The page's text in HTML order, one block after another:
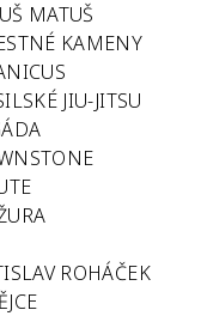
MATUŠ
KAMENY
JIU-JITSU
ROHÁČEK